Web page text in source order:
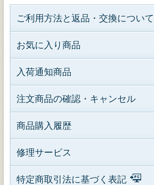
ご利用方法と返品・交換について
お気に入り商品
入荷通知商品
注文商品の確認・キャンセル
商品購入履歴
修理サービス
特定商取引法に基づく表記